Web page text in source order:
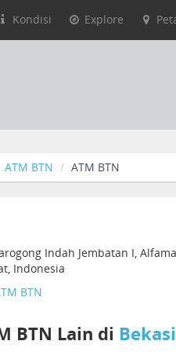
Kondisi Explore
ATM BTN ATM BTN
Indah Jembatan I,
Indonesia
BTN
BTN Lain di Bekasi